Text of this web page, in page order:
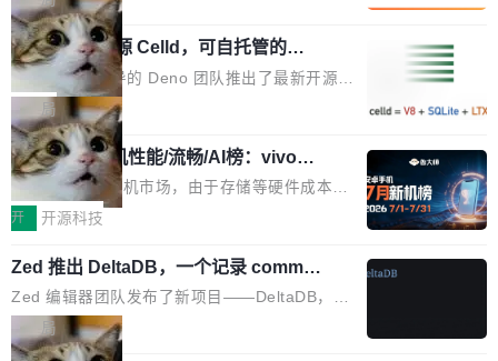
现实 过去两年，CIO们的焦虑清单上多了两项：
一是如何让大模型和智能体应用安全地从PoC走
向生产，二是如何让测试团队跟得上AI应用...
设置，如果用布尔值 + 可空字段来表示——bool
ean 表示是否可切换，nullable 的默认模式、浅
色方案、深色方案——会产生大量无意义的组
合。方案缺了、配置冲突了、全 null 了。要知道
哪些组合有效，作者说，你得靠"文档、校验、或
者部落知识"。 换个写法。Rust 的 enum，两个
变体：Switchable...
个"AI 知识库 + 聊天机器人"——每个大厂都在
做，没什么新鲜的。 但 Kenton Varda 在 Twitte
r 上把事情说清楚了： 今天我们发布了 Cloudfla
re OS，一个带连接器的聊天机器人，跟其他所
有科技公司做的一样。只不过，实际上它不一
样。这是 Sandstorm.io 的重制版，我十年前的
那个创业公司。不同的是，这次它构建在 Cloudf
lare Workers 上——我花了九年时间搭建的平台
——并且深度集成了 AI。这基本上是我十年秘密
计划的顶峰。 十年前，Ken...
Deno 团队开源 Celld，可自托管的分
布式 Durable Objects
Ryan Dahl 领导的 Deno 团队推出了最新开源项
目 Celld，一个能在自己机器上运行 Cloudflare
Workers 和 Durable Objects 的守护进程。 设
计思路很直接：每个对象是一个独立的 SQLite
数据库，按名称寻址，复制到你自己的 S3 兼容
存储库里。节点之间只通过这个存储库协调——
个小型数据库，应用天然按分片构建，单个数据
库的竞争和爆炸半径问题在设计层面就被消除
了。 闲置的 cell 会休眠到几乎不占资源。当 cel
l 迁移或唤醒时，新宿主从 S3 恢复 SQLite 数据
局
鲁大师7月新机性能/流畅/AI榜：vivo夺
性能、流畅双第一，三星Galaxy Z系列
新折叠缺席
2026年7月的手机市场，由于存储等硬件成本暴
增，手机厂商的日子也不好过啊，新机速度明显
高价的三星折叠（三星Galaxy Z Fold8 Ultra / Z
Fold8 / Z Flip8）外，其余要么是中低端机器，
例如iQOO Z11i、REDMI Note 17、REDMI No
te 17 Pro、OPPO K15，要么是vivo X300 E这
开 开源科技
Zed 推出 DeltaDB，一个记录 commit
之间所有操作的版本控制系统
Zed 编辑器团队发布了新项目——DeltaDB，一
个在 git commit 之间记录每一次编辑操作的版
本控制系统。目前处于 Early Access 阶段。 De
局